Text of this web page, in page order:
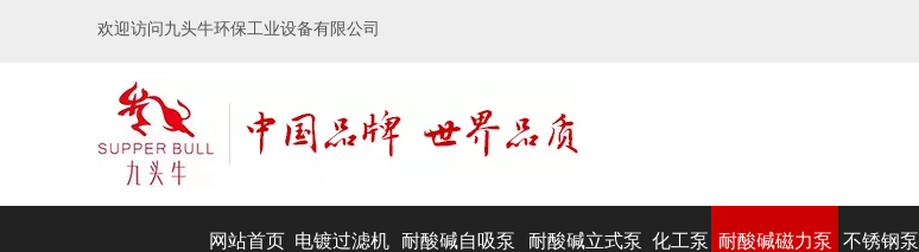
欢迎访问九头牛环保工业设备有限公司
网站首页 电镀过滤机 耐酸碱自吸泵 耐酸碱立式泵 化工泵 耐酸碱磁力泵 不锈钢泵